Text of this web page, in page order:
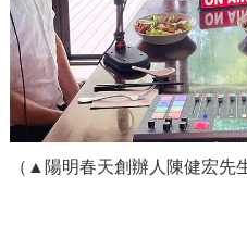
（▲陽明春天創辦人陳健宏先